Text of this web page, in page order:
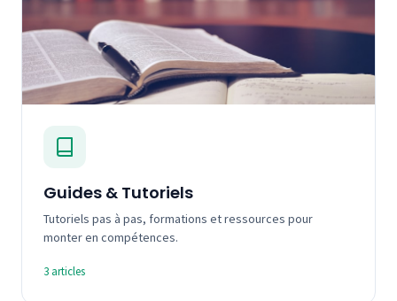
Guides & Tutoriels
Tutoriels pas à pas, formations et ressources pour
monter en compétences.
3 articles